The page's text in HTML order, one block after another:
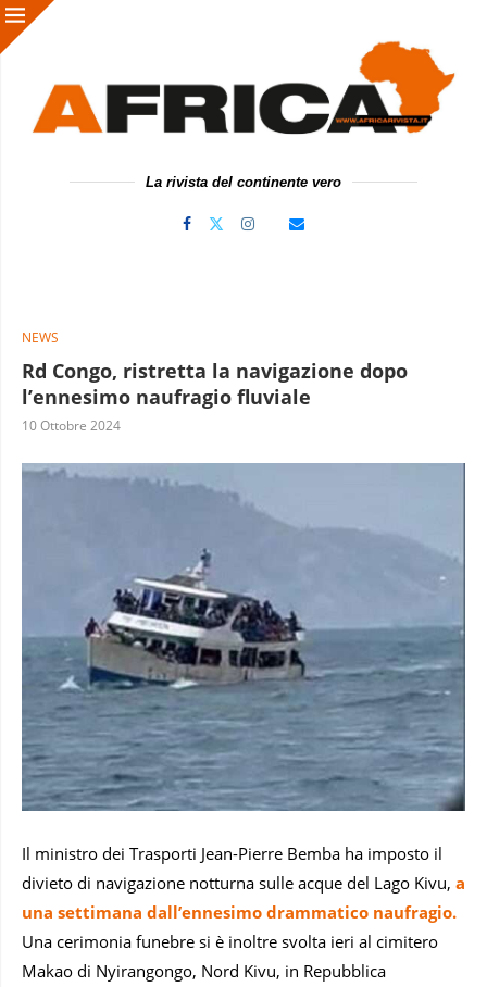
La rivista del continente vero
NEWS
Rd Congo, ristretta la navigazione dopo
l’ennesimo naufragio fluviale
10 Ottobre 2024
Il ministro dei Trasporti Jean-Pierre Bemba ha imposto il
divieto di navigazione notturna sulle acque del Lago Kivu, a
una settimana dall’ennesimo drammatico naufragio.
Una cerimonia funebre si è inoltre svolta ieri al cimitero
Makao di Nyirangongo, Nord Kivu, in Repubblica